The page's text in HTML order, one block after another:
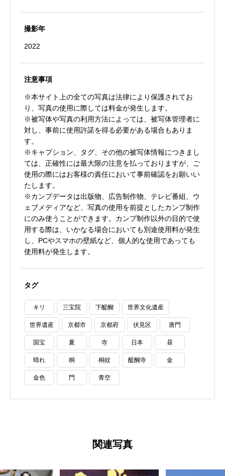
撮影年
2022
注意事項
※本サイト上の全ての写真は法律により保護されてお
り、写真の使用に際しては料金が発生します。
※被写体や写真の利用方法によっては、被写体管理者に
対し、事前に使用許諾を得る必要がある場合もありま
す。
※キャプション、タグ、その他の被写体情報につきまし
ては、正確性には最大限の注意を払っておりますが、ご
使用の際にはお客様の責任において事前確認をお願いい
たします。
※カンプデータは出版物、広告制作物、テレビ番組、ウ
ェブメディアなど、写真の使用を前提としたカンプ制作
にのみ使うことができます。カンプ制作以外の目的で使
用する際は、いかなる場合においても別途使用料が発生
し、PCやスマホの壁紙など、個人的な使用であっても
使用料が発生します。
タグ
キリ 三宝院 下醍醐 世界文化遺産
世界遺産 京都市 京都府 伏見区 唐門
国宝 夏 寺 日本 昼
晴れ 桐 桐紋 醍醐寺 金
金色 門 青空
関連写真